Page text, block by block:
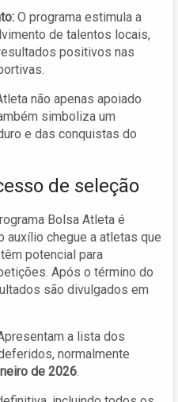
O programa estimula a
de talentos locais,
positivos nas
não apenas apoiado
simboliza um
e das conquistas do
de seleção
Bolsa Atleta é
auxílio chegue a atletas que
potencial para
Após o término do
são divulgados em
a lista dos
normalmente
de 2026.